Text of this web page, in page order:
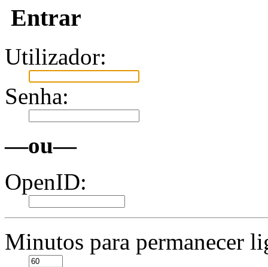
Entrar
Utilizador:
Senha:
—ou—
OpenID:
Minutos para permanecer